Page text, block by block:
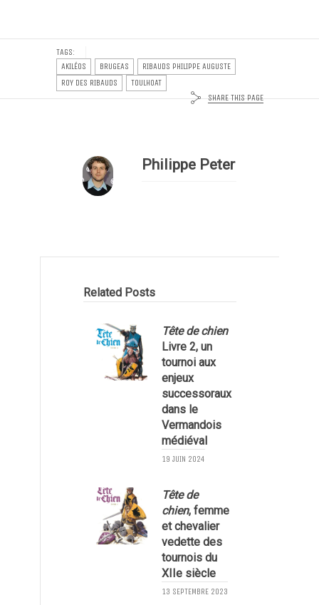
TAGS:
AKILÉOS
BRUGEAS
RIBAUDS PHILIPPE AUGUSTE
ROY DES RIBAUDS
TOULHOAT
SHARE THIS PAGE
Philippe Peter
Related Posts
Tête de chien
Livre 2, un
tournoi aux
enjeux
successoraux
dans le
Vermandois
médiéval
19 JUIN 2024
Tête de
chien, femme
et chevalier
vedette des
tournois du
XIIe siècle
13 SEPTEMBRE 2023